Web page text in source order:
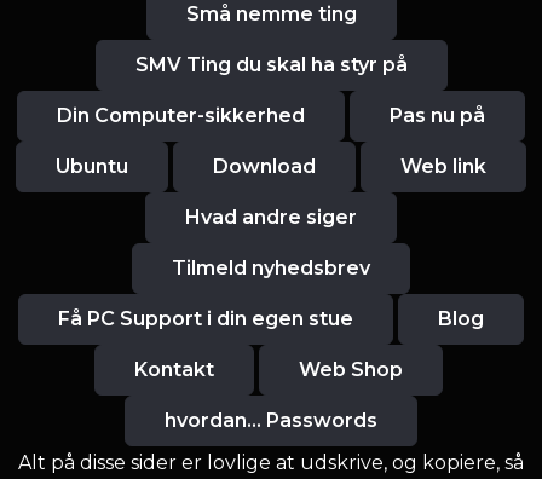
Små nemme ting
SMV Ting du skal ha styr på
Din Computer-sikkerhed Pas nu på
Ubuntu Download Web link
Hvad andre siger
Tilmeld nyhedsbrev
Få PC Support i din egen stue Blog
Kontakt Web Shop
hvordan... Passwords
Alt på disse sider er lovlige at udskrive, og kopiere, så